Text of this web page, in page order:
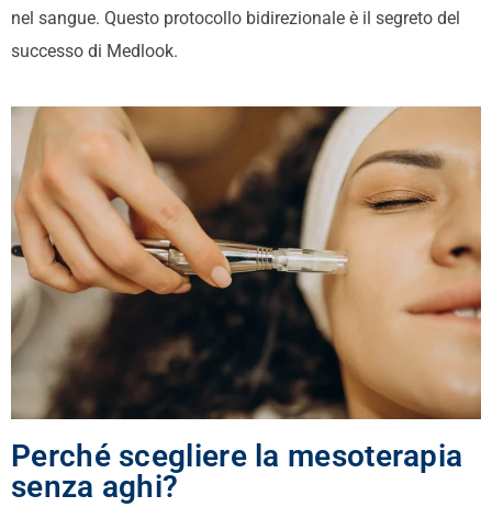
nel sangue. Questo protocollo bidirezionale è il segreto del
successo di Medlook.
Perché scegliere la mesoterapia
senza aghi?